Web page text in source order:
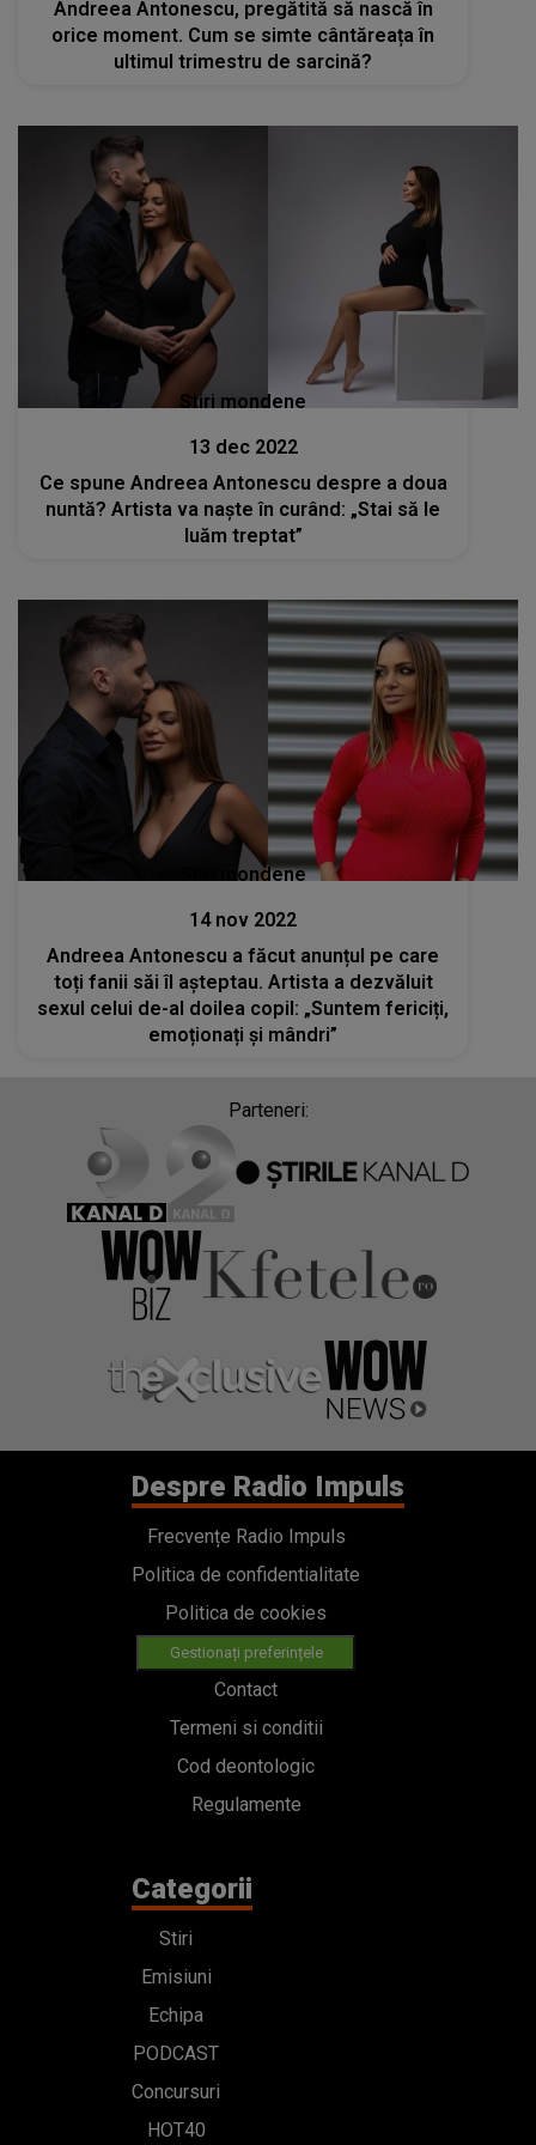
Andreea Antonescu, pregătită să nască în
orice moment. Cum se simte cântăreața în
ultimul trimestru de sarcină?
Stiri mondene
13 dec 2022
Ce spune Andreea Antonescu despre a doua
nuntă? Artista va naște în curând: „Stai să le
luăm treptat”
Stiri mondene
14 nov 2022
Andreea Antonescu a făcut anunțul pe care
toți fanii săi îl așteptau. Artista a dezvăluit
sexul celui de-al doilea copil: „Suntem fericiți,
emoționați și mândri”
Parteneri:
Despre Radio Impuls
Frecvențe Radio Impuls
Politica de confidentialitate
Politica de cookies
Gestionați preferințele
Contact
Termeni si conditii
Cod deontologic
Regulamente
Categorii
Stiri
Emisiuni
Echipa
PODCAST
Concursuri
HOT40